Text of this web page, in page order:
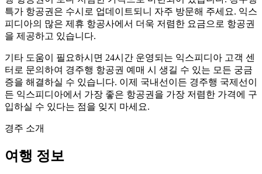
특가 항공권은 수시로 업데이트되니 자주 방문해 주세요. 익스
피디아의 많은 제휴 항공사에서 더욱 저렴한 요금으로 항공권
을 제공하고 있습니다.
기타 도움이 필요하시면 24시간 운영되는 익스피디아 고객 센
터로 문의하여 경주행 항공권 예매 시 생길 수 있는 모든 궁금
증을 해결하실 수 있습니다. 이제 국내선이든 경주행 국제선이
든 익스피디아에서 가장 좋은 항공권을 가장 저렴한 가격에 구
입하실 수 있다는 점을 잊지 마세요.
경주 소개
여행 정보